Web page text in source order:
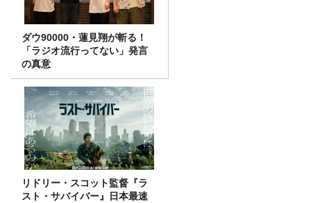
ダウ90000・蓮見翔が斬る！
「ラジオ流行ってない」発言
の真意
リドリー・スコット監督『ラ
スト・サバイバー』日本最速